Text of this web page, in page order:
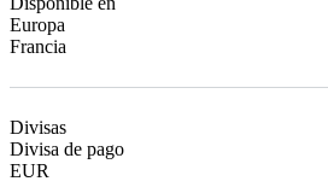
Europa
Francia
Divisas
Divisa de pago
EUR